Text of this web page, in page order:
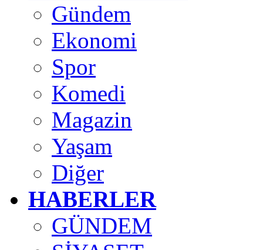
Gündem
Ekonomi
Spor
Komedi
Magazin
Yaşam
Diğer
HABERLER
GÜNDEM